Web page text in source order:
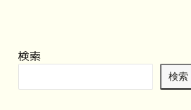
検索
検索